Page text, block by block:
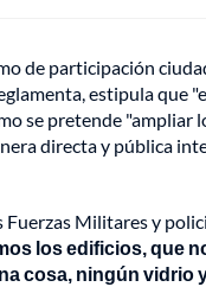
de participación
estipula que
se pretende "ampliar
directa y pública
Militares y
los edificios, que
cosa, ningún vidrio